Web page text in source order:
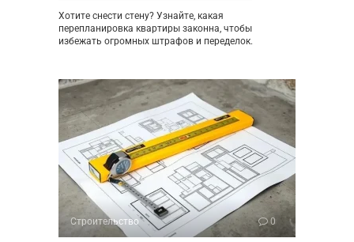
Хотите снести стену? Узнайте, какая
перепланировка квартиры законна, чтобы
избежать огромных штрафов и переделок.
Строительство 0